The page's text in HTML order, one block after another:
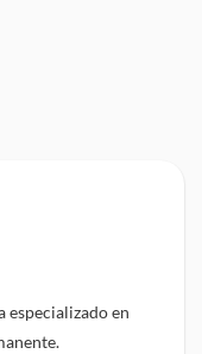
especializado en